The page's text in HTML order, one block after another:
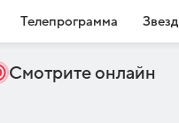
Телепрограмма
Смотрите онлайн